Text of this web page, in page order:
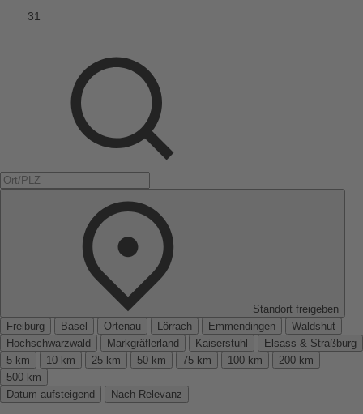
Standort freigeben
Freiburg
Basel Ortenau Lörrach Emmendingen
Waldshut
Hochschwarzwald
Markgräflerland Kaiserstuhl
Elsass & Straßburg
5 km
10 km 25 km 50 km 75 km 100 km
200 km
500 km
Datum aufsteigend
Nach Relevanz